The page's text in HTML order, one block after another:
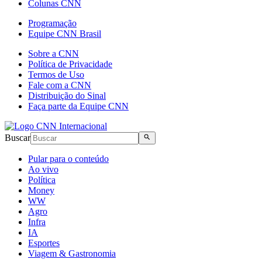
Colunas CNN
Programação
Equipe CNN Brasil
Sobre a CNN
Política de Privacidade
Termos de Uso
Fale com a CNN
Distribuição do Sinal
Faça parte da Equipe CNN
Buscar
Pular para o conteúdo
Ao vivo
Política
Money
WW
Agro
Infra
IA
Esportes
Viagem & Gastronomia